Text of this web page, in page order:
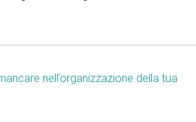
nell’organizzazione della tua